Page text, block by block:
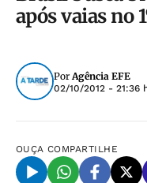
após vaias no
PorAgência EFE
02/10/2012 - 21:36
OUÇA COMPARTILHE